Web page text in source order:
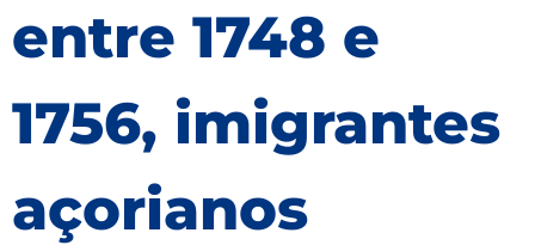
entre 1748 e
1756, imigrantes
açorianos